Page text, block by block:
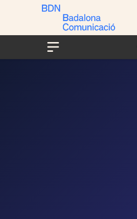
Menu